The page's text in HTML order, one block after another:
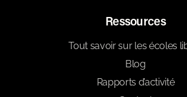
Ressources
Tout savoir sur les écoles
Blog
Rapports d’activité